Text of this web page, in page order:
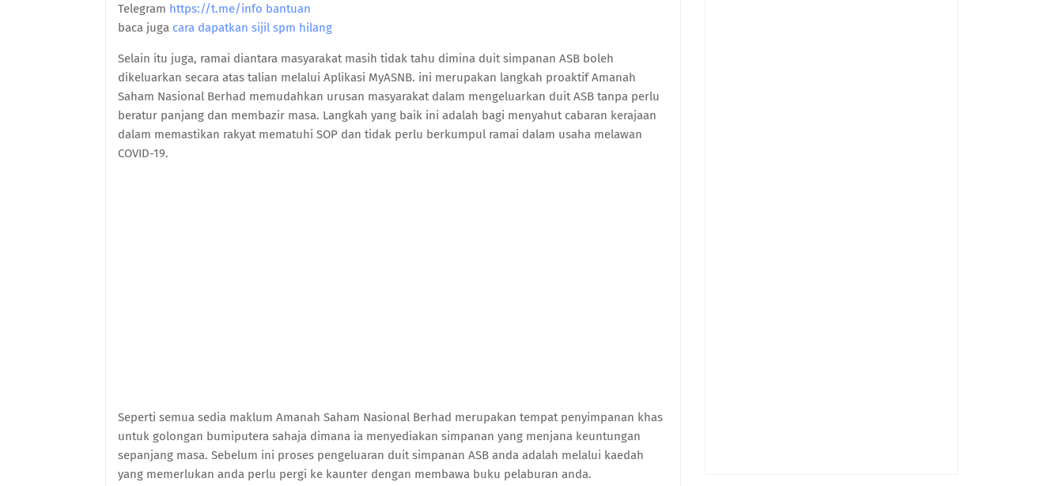
Telegram https://t.me/info bantuan
baca juga cara dapatkan sijil spm hilang
Selain itu juga, ramai diantara masyarakat masih tidak tahu dimina duit simpanan ASB boleh
dikeluarkan secara atas talian melalui Aplikasi MyASNB. ini merupakan langkah proaktif Amanah
Saham Nasional Berhad memudahkan urusan masyarakat dalam mengeluarkan duit ASB tanpa perlu
beratur panjang dan membazir masa. Langkah yang baik ini adalah bagi menyahut cabaran kerajaan
dalam memastikan rakyat mematuhi SOP dan tidak perlu berkumpul ramai dalam usaha melawan
COVID-19.
Seperti semua sedia maklum Amanah Saham Nasional Berhad merupakan tempat penyimpanan khas
untuk golongan bumiputera sahaja dimana ia menyediakan simpanan yang menjana keuntungan
sepanjang masa. Sebelum ini proses pengeluaran duit simpanan ASB anda adalah melalui kaedah
yang memerlukan anda perlu pergi ke kaunter dengan membawa buku pelaburan anda.